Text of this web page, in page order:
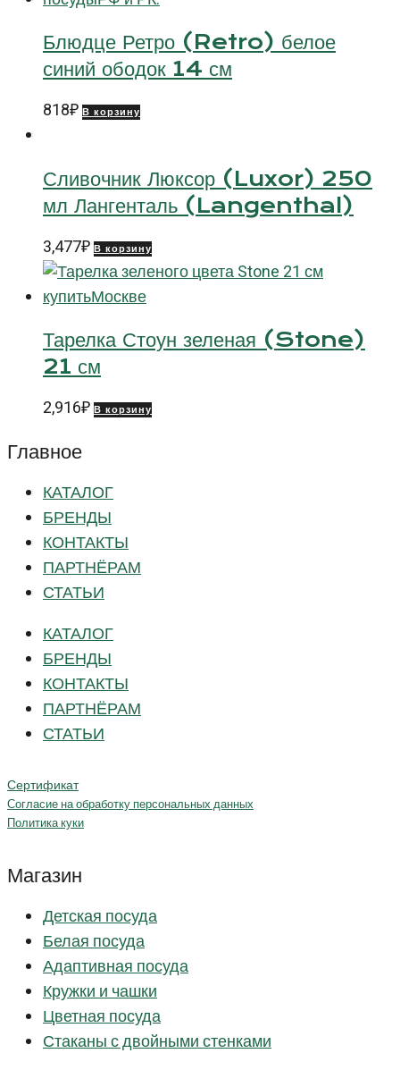
Блюдце Ретро (Retro) белое
синий ободок 14 см
818₽ В корзину
Сливочник Люксор (Luxor) 250
мл Лангенталь (Langenthal)
3,477₽ В корзину
Тарелка Стоун зеленая (Stone)
21 см
2,916₽ В корзину
Главное
КАТАЛОГ
БРЕНДЫ
КОНТАКТЫ
ПАРТНЁРАМ
СТАТЬИ
КАТАЛОГ
БРЕНДЫ
КОНТАКТЫ
ПАРТНЁРАМ
СТАТЬИ
Сертификат
Согласие на обработку персональных данных
Политика куки
Магазин
Детская посуда
Белая посуда
Адаптивная посуда
Кружки и чашки
Цветная посуда
Стаканы с двойными стенками